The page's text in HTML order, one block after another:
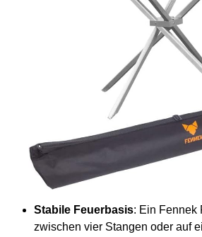
Stabile Feuerbasis: Ein Fennek
zwischen vier Stangen oder auf